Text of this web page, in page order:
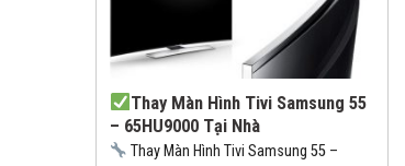
Thay Màn Hình Tivi Samsung 55
– 65HU9000 Tại Nhà
Thay Màn Hình Tivi Samsung 55 –